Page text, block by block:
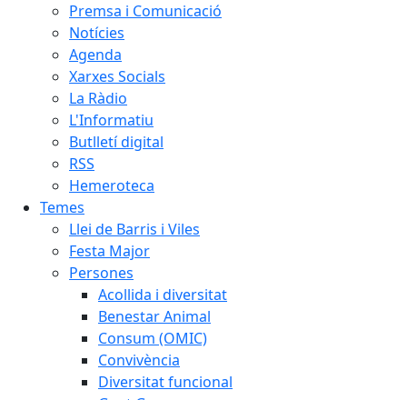
Premsa i Comunicació
Notícies
Agenda
Xarxes Socials
La Ràdio
L'Informatiu
Butlletí digital
RSS
Hemeroteca
Temes
Llei de Barris i Viles
Festa Major
Persones
Acollida i diversitat
Benestar Animal
Consum (OMIC)
Convivència
Diversitat funcional